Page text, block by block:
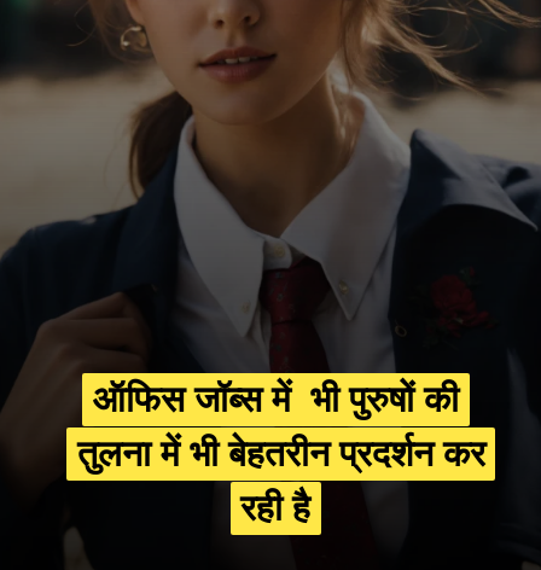
ऑफिस जॉब्स में भी पुरुषों की
तुलना में भी बेहतरीन प्रदर्शन कर
रही है
ऑफिस जॉब्स में भी पुरुषों की
तुलना में भी बेहतरीन प्रदर्शन कर
रही है